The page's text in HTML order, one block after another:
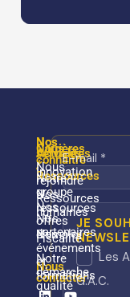
Nos
services
Innovation
Ressources
humaines
Fiscalité
Nos
Actualités
/
Ressources
Nos
ressources
Nos
événements
et
formations
Nous
connaître
Notre
groupe
Nos
partenaires
Notre
démarche
qualité
Carrières
Nous
rejoindre
Nos
offres
d’emploi
Nous
contacter
LinkedinYoutube